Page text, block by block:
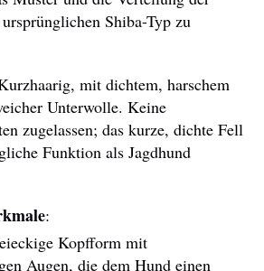
Shiba-Typ zu
mit dichtem, harschem
Unterwolle. Keine
zugelassen; das kurze, dichte Fell
Funktion als Jagdhund
:
Kopfform mit
Augen, die dem Hund einen